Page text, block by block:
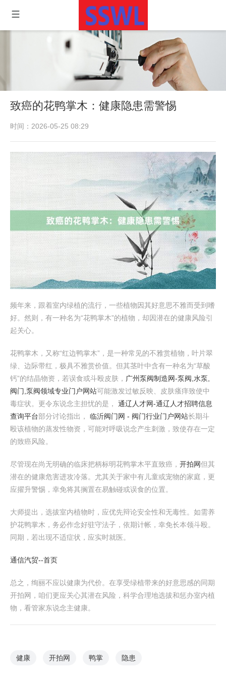
致癌的花鸭掌木：健康隐患需警惕
时间：2026-05-25 08:29
频年来，跟着室内绿植的流行，一些植物因其好意思不雅而受到嗜
好。然则，有一种名为“花鸭掌木”的植物，却因潜在的健康风险引
起关心。
花鸭掌木，又称“红边鸭掌木”，是一种常见的不雅赏植物，叶片翠
绿、边际带红，极具不雅赏价值。但其茎叶中含有一种名为“草酸
钙”的结晶物资，若误食或斗殴皮肤， 广州泵阀制造网-泵阀,水泵,
阀门,泵阀领域专业门户网站可能激发过敏反映、皮肤瘙痒致使中
毒症状。更令东说念主担忧的是， 通辽人才网-通辽人才招聘信息
查询平台部分讨论指出， 临沂阀门网 - 阀门行业门户网站长期斗
殴该植物的蒸发性物资，可能对呼吸说念产生刺激，致使存在一定
的致癌风险。
尽管现在尚无明确的临床把柄标明花鸭掌木平直致癌， 开拍网但其
潜在的健康危害进攻冷落。尤其关于家中有儿童或宠物的家庭，更
应擢升警惕，幸免将其搁置在易触碰或误食的位置。
大师提出，选拔室内植物时，应优先辩论安全性和无毒性。如需养
护花鸭掌木，务必作念好驻守法子，依期计帐，幸免长本领斗殴。
同期，若出现不适症状，应实时就医。
通信汽贸--首页
总之，绚丽不应以健康为代价。在享受绿植带来的好意思感的同期
开拍网，咱们更应关心其潜在风险，科学合理地选拔和惩办室内植
物，看管家东说念主健康。
健康 开拍网 鸭掌 隐患